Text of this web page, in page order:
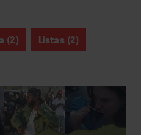
(2) Listas (2)